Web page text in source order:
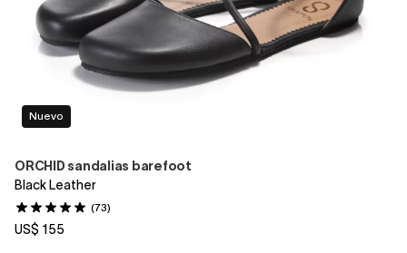
Nuevo
ORCHID sandalias barefoot
Black Leather
(73)
US$ 155